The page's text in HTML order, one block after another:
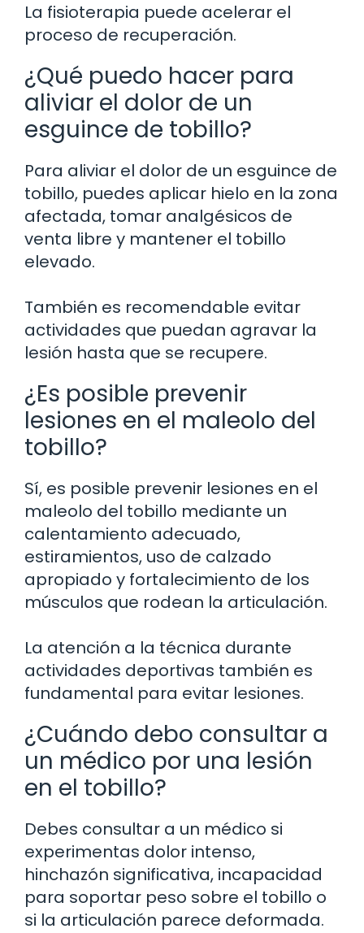
La fisioterapia puede acelerar el
proceso de recuperación.
¿Qué puedo hacer para
aliviar el dolor de un
esguince de tobillo?
Para aliviar el dolor de un esguince de
tobillo, puedes aplicar hielo en la zona
afectada, tomar analgésicos de
venta libre y mantener el tobillo
elevado.
También es recomendable evitar
actividades que puedan agravar la
lesión hasta que se recupere.
¿Es posible prevenir
lesiones en el maleolo del
tobillo?
Sí, es posible prevenir lesiones en el
maleolo del tobillo mediante un
calentamiento adecuado,
estiramientos, uso de calzado
apropiado y fortalecimiento de los
músculos que rodean la articulación.
La atención a la técnica durante
actividades deportivas también es
fundamental para evitar lesiones.
¿Cuándo debo consultar a
un médico por una lesión
en el tobillo?
Debes consultar a un médico si
experimentas dolor intenso,
hinchazón significativa, incapacidad
para soportar peso sobre el tobillo o
si la articulación parece deformada.